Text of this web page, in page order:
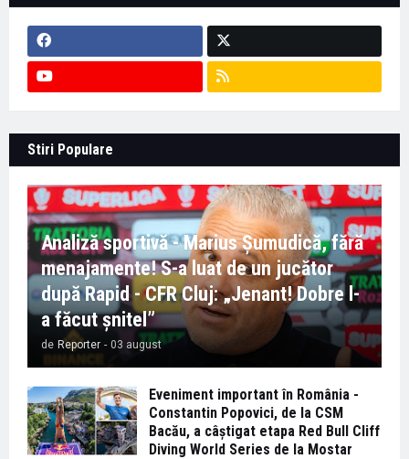
Stiri Populare
Analiză sportivă - Marius Șumudică, fără
menajamente! S-a luat de un jucător
după Rapid - CFR Cluj: „Jenant! Dobre l-
a făcut șnitel”
de Reporter - 03 august
Eveniment important în România -
Constantin Popovici, de la CSM
Bacău, a câștigat etapa Red Bull Cliff
Diving World Series de la Mostar